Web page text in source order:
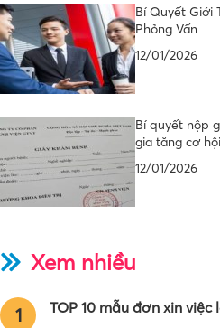
Bí Quyết Giới
Phỏng Vấn
12/01/2026
Bí quyết nộp
gia tăng cơ
12/01/2026
Xem nhiều
1 TOP 10 mẫu đơn xin